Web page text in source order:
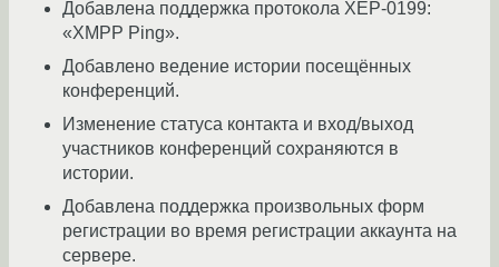
Добавлена поддержка протокола XEP-0199:
«XMPP Ping».
Добавлено ведение истории посещённых
конференций.
Изменение статуса контакта и вход/выход
участников конференций сохраняются в
истории.
Добавлена поддержка произвольных форм
регистрации во время регистрации аккаунта на
сервере.